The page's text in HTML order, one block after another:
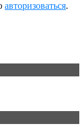
авторизоваться.